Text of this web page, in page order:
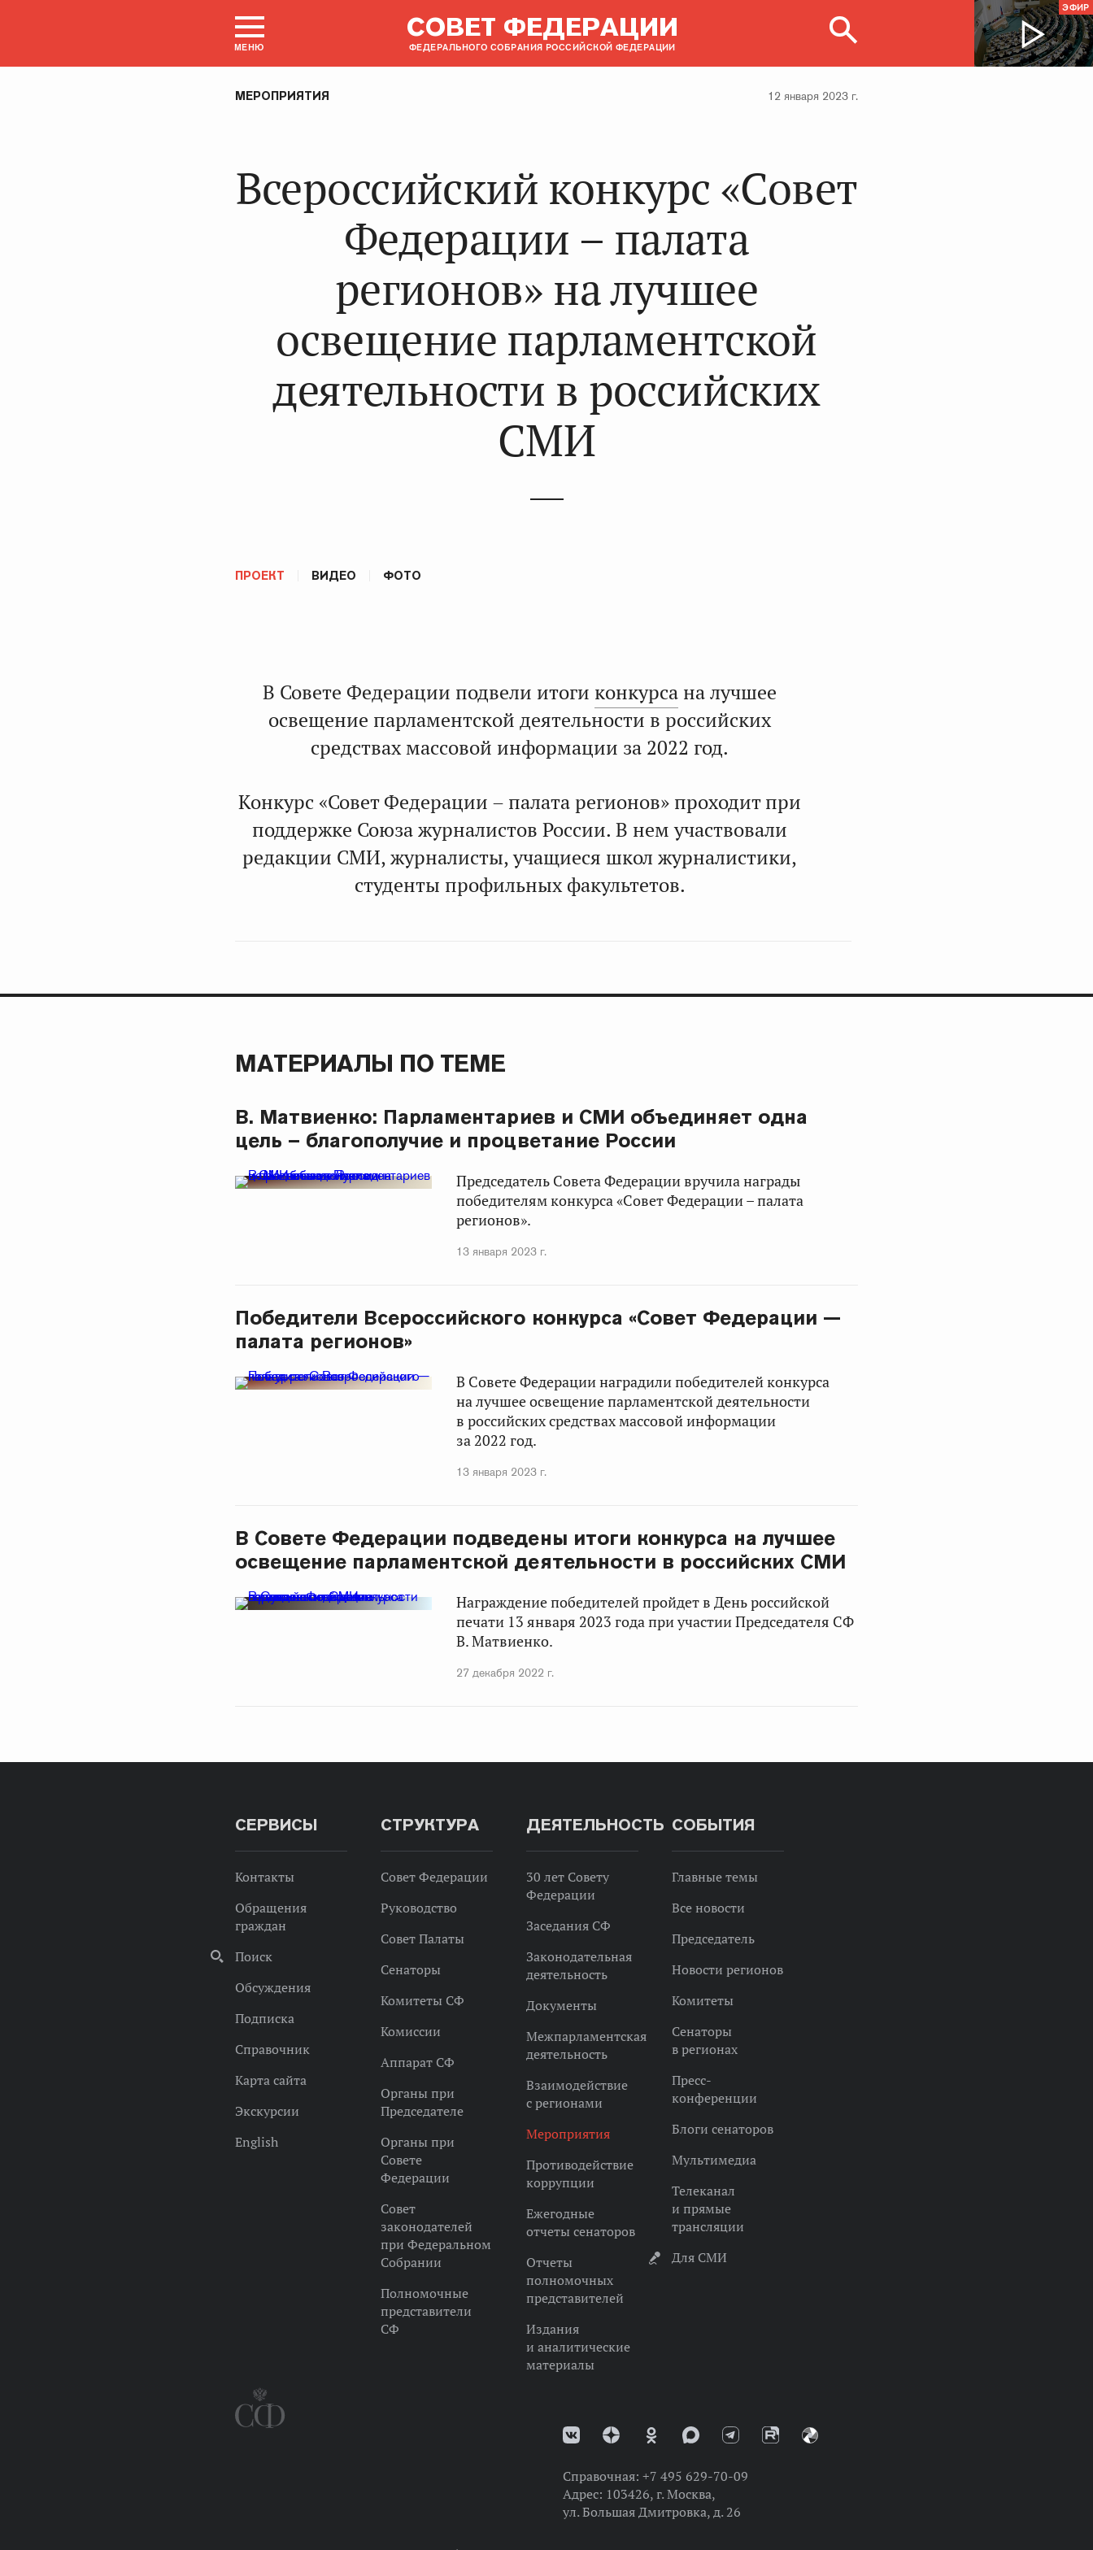
МЕНЮ
СОВЕТ ФЕДЕРАЦИИ
ФЕДЕРАЛЬНОГО СОБРАНИЯ РОССИЙСКОЙ ФЕДЕРАЦИИ
ЭФИР
МЕРОПРИЯТИЯ
Всероссийский конкурс «Совет
Федерации – палата
регионов» на лучшее
освещение парламентской
деятельности в российских
СМИ
12 января 2023 г.
ПРОЕКТ ВИДЕО ФОТО
В Совете Федерации подвели итоги конкурса на лучшее
освещение парламентской деятельности в российских
средствах массовой информации за 2022 год.
Конкурс «Совет Федерации – палата регионов» проходит при
поддержке Союза журналистов России. В нем участвовали
редакции СМИ, журналисты, учащиеся школ журналистики,
студенты профильных факультетов.
МАТЕРИАЛЫ ПО ТЕМЕ
В. Матвиенко: Парламентариев и СМИ объединяет одна
цель – благополучие и процветание России
Председатель Совета Федерации вручила награды
победителям конкурса «Совет Федерации – палата
регионов».
13 января 2023 г.
Победители Всероссийского конкурса «Совет Федерации —
палата регионов»
В Совете Федерации наградили победителей конкурса
на лучшее освещение парламентской деятельности
в российских средствах массовой информации
за 2022 год.
13 января 2023 г.
В Совете Федерации подведены итоги конкурса на лучшее
освещение парламентской деятельности в российских СМИ
Награждение победителей пройдет в День российской
печати 13 января 2023 года при участии Председателя СФ
В. Матвиенко.
27 декабря 2022 г.
СЕРВИСЫ
Контакты
Обращения
граждан
Поиск
Обсуждения
Подписка
Справочник
Карта сайта
Экскурсии
English
СТРУКТУРА
Совет Федерации
Руководство
Совет Палаты
Сенаторы
Комитеты СФ
Комиссии
Аппарат СФ
Органы при
Председателе
Органы при
Совете
Федерации
Совет
законодателей
при Федеральном
Собрании
Полномочные
представители
СФ
ДЕЯТЕЛЬНОСТЬ
30 лет Совету
Федерации
Заседания СФ
Законодательная
деятельность
Документы
Межпарламентская
деятельность
Взаимодействие
с регионами
Мероприятия
Противодействие
коррупции
Ежегодные
отчеты сенаторов
Отчеты
полномочных
представителей
Издания
и аналитические
материалы
СОБЫТИЯ
Главные темы
Все новости
Председатель
Новости регионов
Комитеты
Сенаторы
в регионах
Пресс-
конференции
Блоги сенаторов
Мультимедиа
Телеканал
и прямые
трансляции
Для СМИ
Справочная: +7 495 629-70-09
Адрес: 103426, г. Москва,
ул. Большая Дмитровка, д. 26